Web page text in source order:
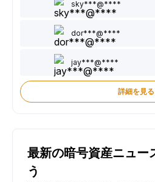
sky***@****
dor***@****
jay***@****
詳細を見る
最新の暗号資産ニュー
う